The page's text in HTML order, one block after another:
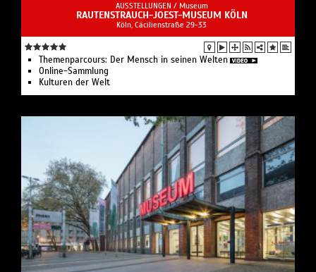
AUSSTELLUNGEN / Museum
RAUTENSTRAUCH-JOEST-MUSEUM KÖLN
Köln, Cäcilienstraße 29-33
Themenparcours: Der Mensch in seinen Welten
Online-Sammlung
Kulturen der Welt